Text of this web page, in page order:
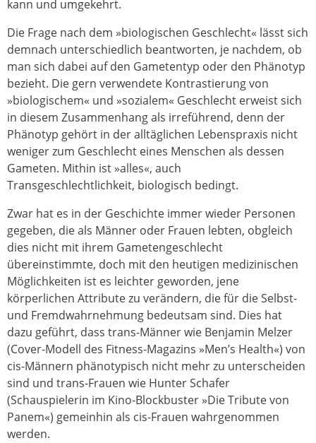
kann und umgekehrt.
Die Frage nach dem »biologischen Geschlecht« lässt sich
demnach unterschiedlich beantworten, je nachdem, ob
man sich dabei auf den Gametentyp oder den Phänotyp
bezieht. Die gern verwendete Kontrastierung von
»biologischem« und »sozialem« Geschlecht erweist sich
in diesem Zusammenhang als irreführend, denn der
Phänotyp gehört in der alltäglichen Lebenspraxis nicht
weniger zum Geschlecht eines Menschen als dessen
Gameten. Mithin ist »alles«, auch
Transgeschlechtlichkeit, biologisch bedingt.
Zwar hat es in der Geschichte immer wieder Personen
gegeben, die als Männer oder Frauen lebten, obgleich
dies nicht mit ihrem Gametengeschlecht
übereinstimmte, doch mit den heutigen medizinischen
Möglichkeiten ist es leichter geworden, jene
körperlichen Attribute zu verändern, die für die Selbst-
und Fremdwahrnehmung bedeutsam sind. Dies hat
dazu geführt, dass trans-Männer wie Benjamin Melzer
(Cover-Modell des Fitness-Magazins »Men’s Health«) von
cis-Männern phänotypisch nicht mehr zu unterscheiden
sind und trans-Frauen wie Hunter Schafer
(Schauspielerin im Kino-Blockbuster »Die Tribute von
Panem«) gemeinhin als cis-Frauen wahrgenommen
werden.